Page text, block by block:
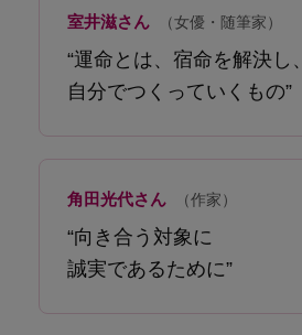
室井滋さん （女優・随筆家）
“運命とは、宿命を解決し、
自分でつくっていくもの”
角田光代さん （作家）
“向き合う対象に
誠実であるために”